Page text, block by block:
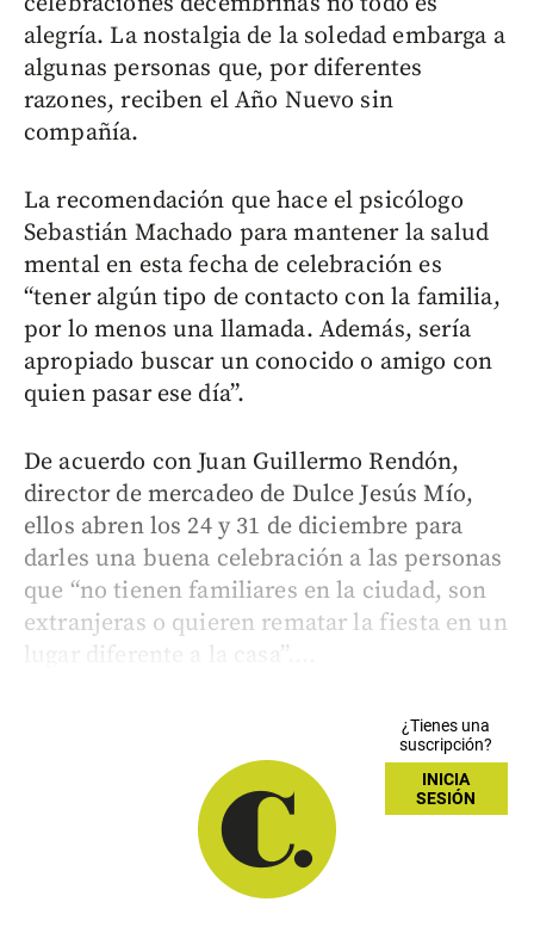
alegría. La nostalgia de la soledad embarga a
algunas personas que, por diferentes
razones, reciben el Año Nuevo sin
compañía.
La recomendación que hace el psicólogo
Sebastián Machado para mantener la salud
mental en esta fecha de celebración es
“tener algún tipo de contacto con la familia,
por lo menos una llamada. Además, sería
apropiado buscar un conocido o amigo con
quien pasar ese día”.
De acuerdo con Juan Guillermo Rendón,
director de mercadeo de Dulce Jesús Mío,
ellos abren los 24 y 31 de diciembre para
darles una buena celebración a las personas
que “no tienen familiares en la ciudad, son
extranjeras o quieren rematar la fiesta en un
lugar diferente a la casa”....
¿Tienes una
suscripción?
INICIA
SESIÓN